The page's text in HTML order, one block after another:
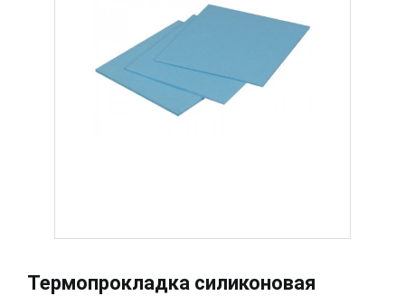
Термопрокладка силиконовая